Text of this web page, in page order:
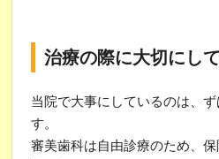
治療の際に大切にし
当院で大事にしているのは、
す。
審美歯科は自由診療のため、